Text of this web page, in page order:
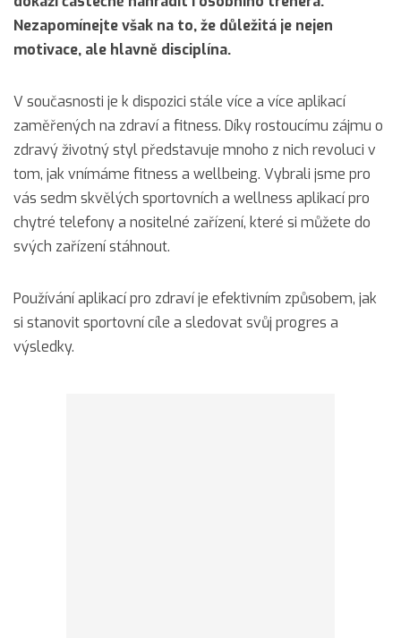
Nezapomínejte však na to, že důležitá je nejen
motivace, ale hlavně disciplína.
V současnosti je k dispozici stále více a více aplikací
zaměřených na zdraví a fitness. Díky rostoucímu zájmu o
zdravý životný styl představuje mnoho z nich revoluci v
tom, jak vnímáme fitness a wellbeing. Vybrali jsme pro
vás sedm skvělých sportovních a wellness aplikací pro
chytré telefony a nositelné zařízení, které si můžete do
svých zařízení stáhnout.
Používání aplikací pro zdraví je efektivním způsobem, jak
si stanovit sportovní cíle a sledovat svůj progres a
výsledky.